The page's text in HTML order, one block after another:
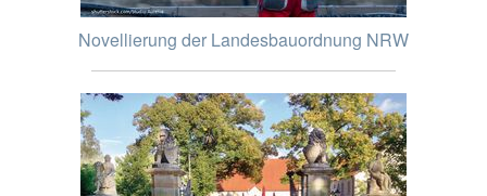
Novellierung der Landesbauordnung NRW